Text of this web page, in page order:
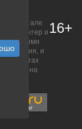
на портале
характер и
описания, и
на сайтах
право на
16+